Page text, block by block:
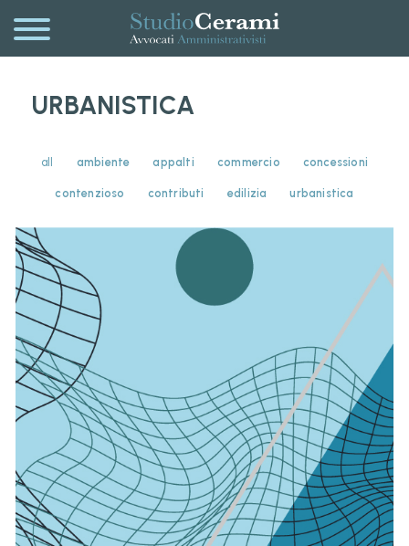
URBANISTICA
all ambiente appalti commercio concessioni
contenzioso contributi edilizia urbanistica